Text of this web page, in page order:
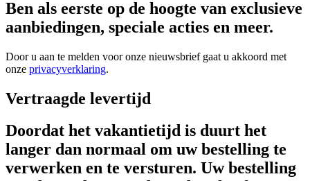
Ben als eerste op de hoogte van exclusieve
aanbiedingen, speciale acties en meer.
Door u aan te melden voor onze nieuwsbrief gaat u akkoord met
onze privacyverklaring.
Vertraagde levertijd
Doordat het vakantietijd is duurt het
langer dan normaal om uw bestelling te
verwerken en te versturen. Uw bestelling